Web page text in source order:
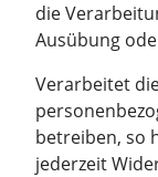
die
Ausübung
Verarbeitet
betreiben, so
jederzeit